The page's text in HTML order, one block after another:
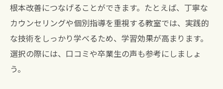
根本改善につなげることができます。たとえば、丁寧な
カウンセリングや個別指導を重視する教室では、実践的
な技術をしっかり学べるため、学習効果が高まります。
選択の際には、口コミや卒業生の声も参考にしましょ
う。